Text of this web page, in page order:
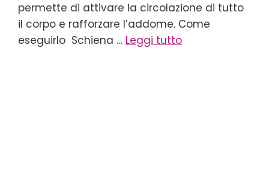
permette di attivare la circolazione di tutto
il corpo e rafforzare l’addome. Come
eseguirlo Schiena … Leggi tutto